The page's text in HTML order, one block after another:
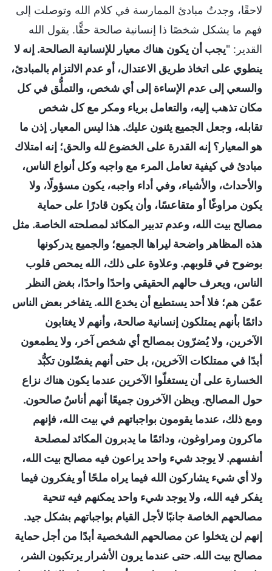
لاحقًا، وجدتُ مبادئ الممارسة في كلام الله وتوصلت إلى
فهم ما يشكل شخصًا ذا إنسانية صالحة حقًّا. يقول الله
القدير: "يجب أن يكون هناك معيار للإنسانية الصالحة. إنه لا
ينطوي على اتخاذ طريق الاعتدال، أو عدم الالتزام بالمبادئ،
والسعي إلى عدم الإساءة إلى أي شخص، والتملُّق في كل
مكان تذهب إليه، والتعامل برياء ومكر مع كل شخص
تقابله، وجعل الجميع يثنون عليك. هذا ليس المعيار. إذن ما
هو المعيار؟ إنه القدرة على الخضوع لله والحق؛ إنه امتلاك
مبادئ في كيفية تعامل المرء مع واجبه وكل أنواع الناس،
والأحداث، والأشياء، وفي أداء واجبه، يكون مسؤولًا، ولا
يكون مراوغًا أو متقاعسًا، وأن يكون قادرًا على حماية
مصالح بيت الله، وعدم تدبير المكائد لمصلحته الخاصة. مثل
هذه المظاهر واضحة ليراها الجميع؛ والجميع يدركونها
بوضوح في قلوبهم. وعلاوة على ذلك، الله يمحص قلوب
الناس، ويعرف حالهم الحقيقي واحدًا واحدًا، بغض النظر
عمّن هم؛ فلا أحد يستطيع أن يخدع الله. يتفاخر بعض الناس
دائمًا بأنهم يمتلكون إنسانية صالحة، وأنهم لا يغتابون
الآخرين، ولا يُضرّون بمصالح أي شخص آخر، ولا يطمعون
أبدًا في ممتلكات الآخرين، بل حتى أنهم يفضّلون تكبُّد
الخسارة على أن يستغلّوا الآخرين عندما يكون هناك نزاع
حول المصالح. ويظن الآخرون جميعًا أنهم أناسٌ صالحون.
ومع ذلك، عندما يقومون بواجباتهم في بيت الله، فإنهم
ماكرون ومراوغون، ودائمًا ما يدبرون المكائد لمصلحة
أنفسهم. لا يوجد شيء واحد يراعون فيه مصالح بيت الله،
ولا أي شيء يشاركون الله فيما يراه ملحًا أو يفكرون فيما
يفكر فيه الله، ولا يوجد شيء واحد يمكنهم فيه تنحية
مصالحهم الخاصة جانبًا لأجل القيام بواجباتهم بشكل جيد.
إنهم لن يتخلوا عن مصالحهم الشخصية أبدًا من أجل حماية
مصالح بيت الله. حتى عندما يرون الأشرار يرتكبون الشر،